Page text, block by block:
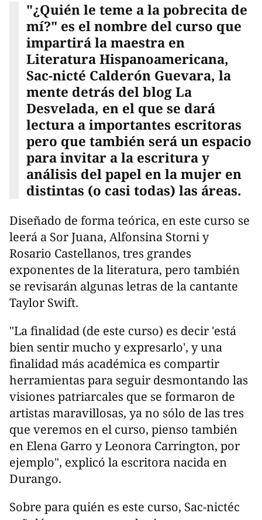
"¿Quién le teme a la pobrecita de
mí?" es el nombre del curso que
impartirá la maestra en
Literatura Hispanoamericana,
Sac-nicté Calderón Guevara, la
mente detrás del blog La
Desvelada, en el que se dará
lectura a importantes escritoras
pero que también será un espacio
para invitar a la escritura y
análisis del papel en la mujer en
distintas (o casi todas) las áreas.
Diseñado de forma teórica, en este curso se
leerá a Sor Juana, Alfonsina Storni y
Rosario Castellanos, tres grandes
exponentes de la literatura, pero también
se revisarán algunas letras de la cantante
Taylor Swift.
"La finalidad (de este curso) es decir 'está
bien sentir mucho y expresarlo', y una
finalidad más académica es compartir
herramientas para seguir desmontando las
visiones patriarcales que se formaron de
artistas maravillosas, ya no sólo de las tres
que veremos en el curso, pienso también
en Elena Garro y Leonora Carrington, por
ejemplo", explicó la escritora nacida en
Durango.
Sobre para quién es este curso, Sac-nictéc